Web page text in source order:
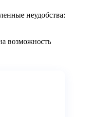
неудобства:
возможность